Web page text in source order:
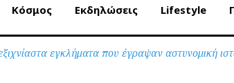
Κόσμος Εκδηλώσεις Lifestyle
εγκλήματα που έγραψαν αστυνομική